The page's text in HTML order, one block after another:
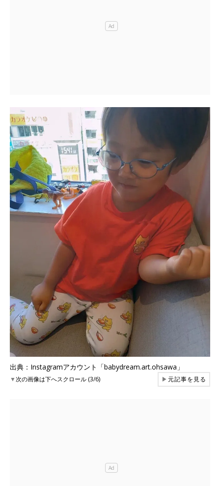
出典：Instagramアカウント「babydream.art.ohsawa」
▼次の画像は下へスクロール (3/6) ▶元記事を見る